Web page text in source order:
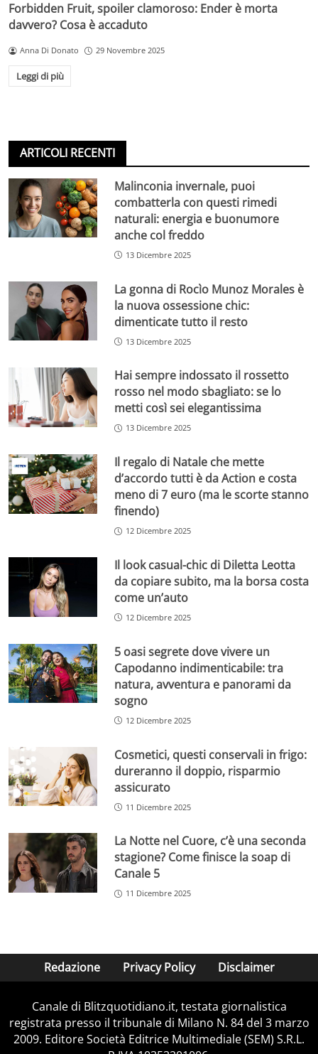
Forbidden Fruit, spoiler clamoroso: Ender è morta
davvero? Cosa è accaduto
Anna Di Donato 29 Novembre 2025
Leggi di più
ARTICOLI RECENTI
Malinconia invernale, puoi
combatterla con questi rimedi
naturali: energia e buonumore
anche col freddo
13 Dicembre 2025
La gonna di Rocìo Munoz Morales è
la nuova ossessione chic:
dimenticate tutto il resto
13 Dicembre 2025
Hai sempre indossato il rossetto
rosso nel modo sbagliato: se lo
metti così sei elegantissima
13 Dicembre 2025
Il regalo di Natale che mette
d’accordo tutti è da Action e costa
meno di 7 euro (ma le scorte stanno
finendo)
12 Dicembre 2025
Il look casual-chic di Diletta Leotta
da copiare subito, ma la borsa costa
come un’auto
12 Dicembre 2025
5 oasi segrete dove vivere un
Capodanno indimenticabile: tra
natura, avventura e panorami da
sogno
12 Dicembre 2025
Cosmetici, questi conservali in frigo:
dureranno il doppio, risparmio
assicurato
11 Dicembre 2025
La Notte nel Cuore, c’è una seconda
stagione? Come finisce la soap di
Canale 5
11 Dicembre 2025
Redazione Privacy Policy Disclaimer
Canale di Blitzquotidiano.it, testata giornalistica
registrata presso il tribunale di Milano N. 84 del 3 marzo
2009. Editore Società Editrice Multimediale (SEM) S.R.L.